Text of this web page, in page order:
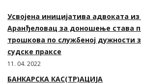
Усвојена иницијатива адвоката
Аранђеловац за доношење става
трошкова по службеној дужности
судске праксе
11. 04. 2022
БАНКАРСКА КАС(ТР)АЦИЈА